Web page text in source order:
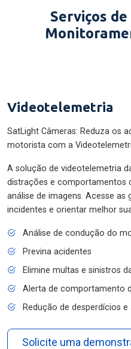
Serviços
Videotelemetria
SatLight Câmeras: Reduza os
motorista com a
A solução de videotelemetria
distrações e comportamentos
análise de imagens. Acesse as
incidentes e orientar melhor
Análise de condução do
Previna acidentes
Elimine multas e sinistros
Alerta de comportamento
Redução de desperdícios
Solicite uma